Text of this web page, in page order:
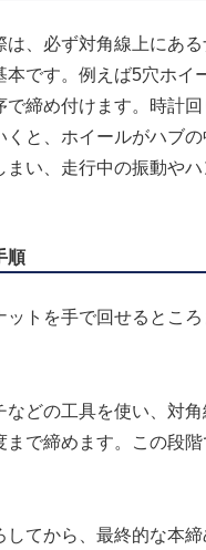
は、必ず対角線上にあ
本です。例えば5穴ホイ
で締め付けます。時計回
くと、ホイールがハブ
まい、走行中の振動や
順
ットを手で回せるとこ
などの工具を使い、対角
まで締めます。この段
てから、最終的な本締